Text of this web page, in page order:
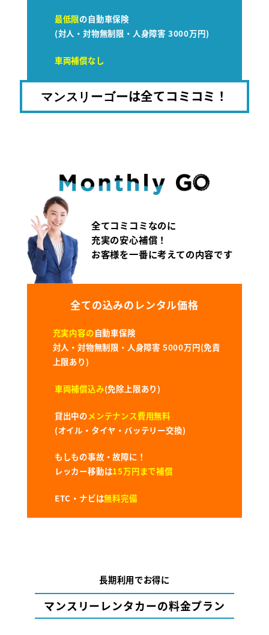
最低限の自動車保険
(対人・対物無制限・人身障害 3000万円)
車両補償なし
マンスリーゴーは全てコミコミ！
全てコミコミなのに
充実の安心補償！
お客様を一番に考えての内容です
全ての込みのレンタル価格
充実内容の自動車保険
対人・対物無制限・人身障害 5000万円(免責
上限あり)
車両補償込み(免除上限あり)
貸出中の メンテナンス費用無料
(オイル・タイヤ・バッテリー交換)
もしもの事故・故障に！
レッカー移動は15万円まで補償
ETC・ナビは無料完備
長期利用でお得に
マンスリーレンタカーの料金プラン